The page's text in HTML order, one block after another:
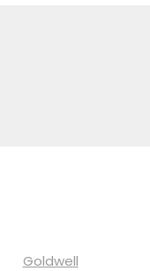
Goldwell